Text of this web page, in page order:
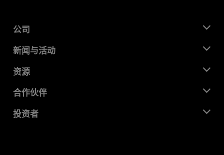
公司
关于 AMD
企业责任
就业机会
联系我们
新闻与活动
新闻中心
媒体库
资源
开发中心
成功案例
合作伙伴
AMD 合作伙伴中心
投资者